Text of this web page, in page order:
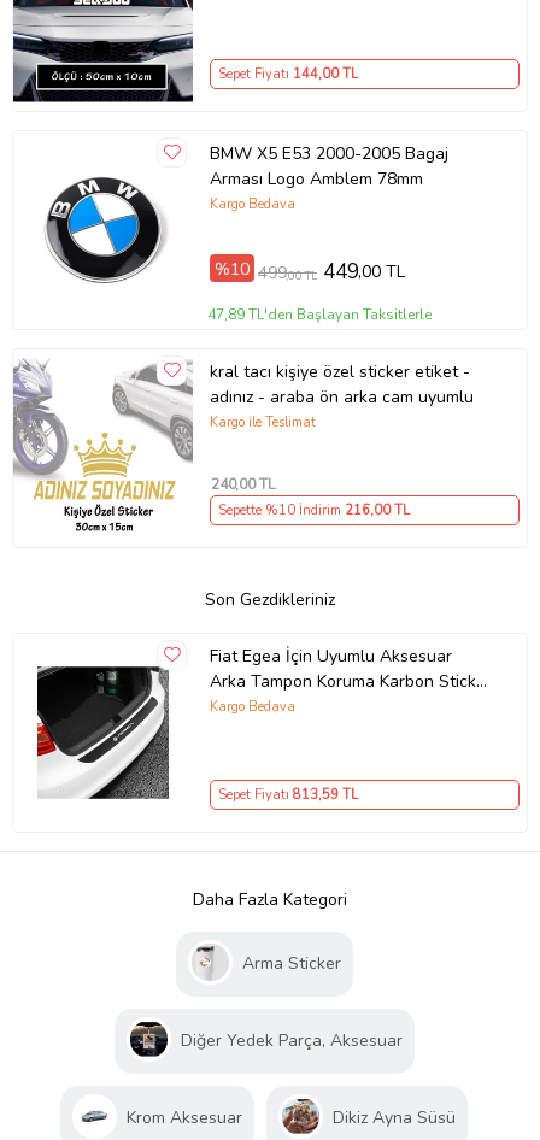
Sepet Fiyatı 144,00 TL
BMW X5 E53 2000-2005 Bagaj
Arması Logo Amblem 78mm
Kargo Bedava
%10 499,00 TL 449,00 TL
47,89 TL'den Başlayan Taksitlerle
kral tacı kişiye özel sticker etiket -
adınız - araba ön arka cam uyumlu
Kargo ile Teslimat
240,00 TL
Sepette %10 İndirim 216,00 TL
Son Gezdikleriniz
Fiat Egea İçin Uyumlu Aksesuar
Arka Tampon Koruma Karbon Sticker
90*8 Cm
Kargo Bedava
Sepet Fiyatı 813,59 TL
Daha Fazla Kategori
Arma Sticker
Diğer Yedek Parça, Aksesuar
Krom Aksesuar Dikiz Ayna Süsü